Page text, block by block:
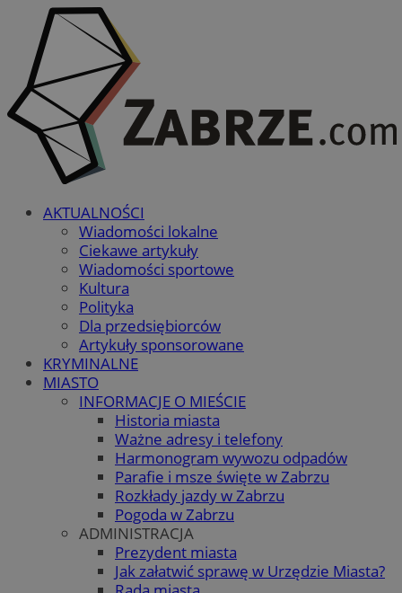
AKTUALNOŚCI
Wiadomości lokalne
Ciekawe artykuły
Wiadomości sportowe
Kultura
Polityka
Dla przedsiębiorców
Artykuły sponsorowane
KRYMINALNE
MIASTO
INFORMACJE O MIEŚCIE
Historia miasta
Ważne adresy i telefony
Harmonogram wywozu odpadów
Parafie i msze święte w Zabrzu
Rozkłady jazdy w Zabrzu
Pogoda w Zabrzu
ADMINISTRACJA
Prezydent miasta
Jak załatwić sprawę w Urzędzie Miasta?